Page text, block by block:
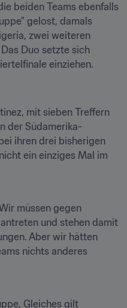
beiden Teams ebenfalls
gelost, damals
zwei weiteren
Duo setzte sich
einziehen.
mit sieben Treffern
der Südamerika-
ihren drei bisherigen
ein einziges Mal im
müssen gegen
und stehen damit
Aber wir hätten
nichts anderes
Gleiches gilt